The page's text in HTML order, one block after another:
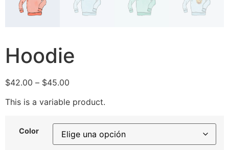
Hoodie
$42.00 – $45.00
This is a variable product.
Color